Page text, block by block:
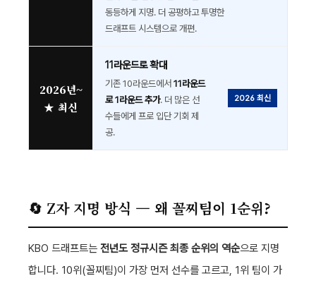
동등하게 지명. 더 공평하고 투명한
드래프트 시스템으로 개편.
2026년~
★ 최신
11라운드로 확대
기존 10라운드에서 11라운드
로 1라운드 추가. 더 많은 선
수들에게 프로 입단 기회 제
공.
2026 최신
🔄 Z자 지명 방식 — 왜 꼴찌팀이 1순위?
KBO 드래프트는 전년도 정규시즌 최종 순위의 역순으로 지명
합니다. 10위(꼴찌팀)이 가장 먼저 선수를 고르고, 1위 팀이 가